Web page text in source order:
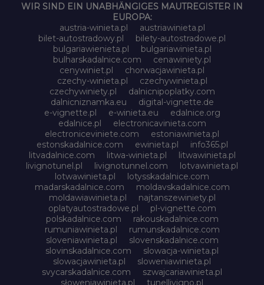
WIR SIND EIN UNABHÄNGIGES MAUTREGISTER IN
EUROPA:
austria-winieta.pl
austriawinieta.pl
bilet-autostradowy.pl
bilety-autostradowe.pl
bulgariawienieta.pl
bulgariawinieta.pl
bulharskadalnice.com
cenawiniety.pl
cenywiniet.pl
chorwacjawinieta.pl
czechy-winieta.pl
czechywinieta.pl
czechywiniety.pl
dalnicnipoplatky.com
dalnicniznamka.eu
digital-vignette.de
e-vignette.pl
e-winieta.eu
edalnice.org
edalnice.pl
electronicavinieta.com
electroniceviniete.com
estoniawinieta.pl
estonskadalnice.com
ewinieta.pl
info365.pl
litvadalnice.com
litwa-winieta.pl
litwawinieta.pl
livignotunel.pl
livignotunnel.com
lotvawinieta.pl
lotwawinieta.pl
lotysskadalnice.com
madarskadalnice.com
moldavskadalnice.com
moldawiawinieta.pl
najtanszewiniety.pl
oplatyautostradowe.pl
pl-vignette.com
polskadalnice.com
rakouskadalnice.com
rumuniawinieta.pl
rumunskadalnice.com
sloveniawinieta.pl
slovenskadalnice.com
slovinskadalnice.com
slowacja-winieta.pl
slowacjawinieta.pl
sloweniawinieta.pl
svycarskadalnice.com
szwajcariawinieta.pl
słoweniawinieta.pl
tunellivigno.pl